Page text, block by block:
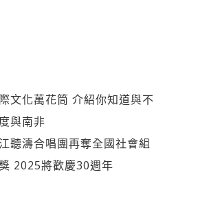
文化萬花筒 介紹你知道與不
與南非
聽濤合唱團再奪全國社會組
2025將歡慶30週年